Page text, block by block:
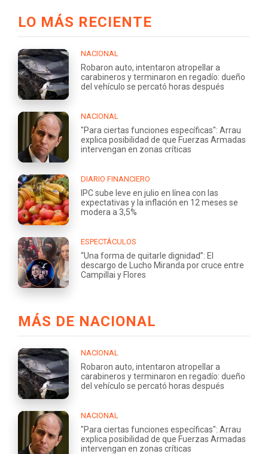
LO MÁS RECIENTE
NACIONAL
Robaron auto, intentaron atropellar a
carabineros y terminaron en regadío: dueño
del vehículo se percató horas después
NACIONAL
"Para ciertas funciones específicas": Arrau
explica posibilidad de que Fuerzas Armadas
intervengan en zonas críticas
DIARIO FINANCIERO
IPC sube leve en julio en línea con las
expectativas y la inflación en 12 meses se
modera a 3,5%
ESPECTÁCULOS
“Una forma de quitarle dignidad”: El
descargo de Lucho Miranda por cruce entre
Campillai y Flores
MÁS DE NACIONAL
NACIONAL
Robaron auto, intentaron atropellar a
carabineros y terminaron en regadío: dueño
del vehículo se percató horas después
NACIONAL
"Para ciertas funciones específicas": Arrau
explica posibilidad de que Fuerzas Armadas
intervengan en zonas críticas